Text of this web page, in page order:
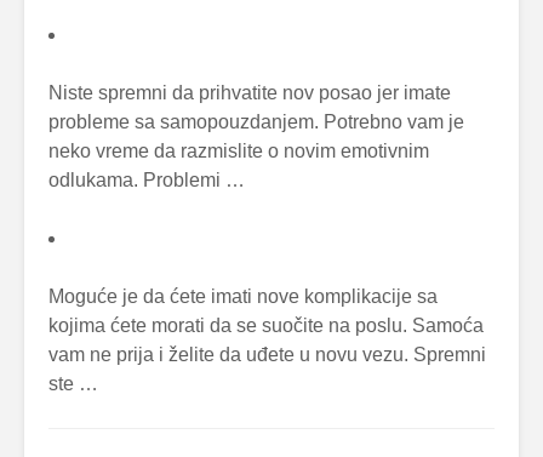
Niste spremni da prihvatite nov posao jer imate
probleme sa samopouzdanjem. Potrebno vam je
neko vreme da razmislite o novim emotivnim
odlukama. Problemi …
Moguće je da ćete imati nove komplikacije sa
kojima ćete morati da se suočite na poslu. Samoća
vam ne prija i želite da uđete u novu vezu. Spremni
ste …